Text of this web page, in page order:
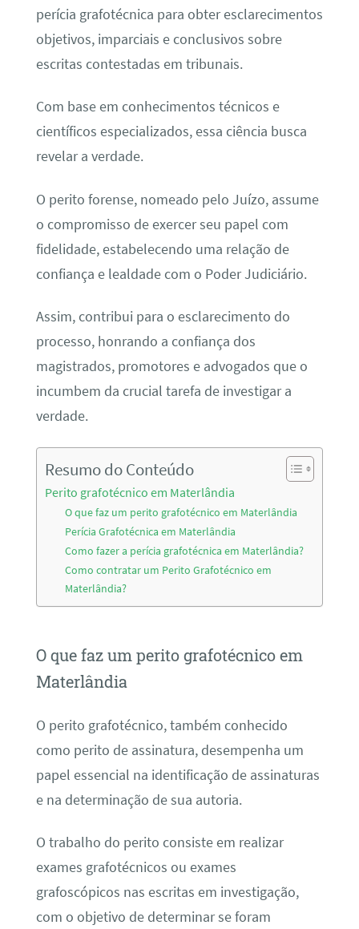
perícia grafotécnica para obter esclarecimentos
objetivos, imparciais e conclusivos sobre
escritas contestadas em tribunais.
Com base em conhecimentos técnicos e
científicos especializados, essa ciência busca
revelar a verdade.
O perito forense, nomeado pelo Juízo, assume
o compromisso de exercer seu papel com
fidelidade, estabelecendo uma relação de
confiança e lealdade com o Poder Judiciário.
Assim, contribui para o esclarecimento do
processo, honrando a confiança dos
magistrados, promotores e advogados que o
incumbem da crucial tarefa de investigar a
verdade.
Resumo do Conteúdo
Perito grafotécnico em Materlândia
O que faz um perito grafotécnico em Materlândia
Perícia Grafotécnica em Materlândia
Como fazer a perícia grafotécnica em Materlândia?
Como contratar um Perito Grafotécnico em
Materlândia?
O que faz um perito grafotécnico em
Materlândia
O perito grafotécnico, também conhecido
como perito de assinatura, desempenha um
papel essencial na identificação de assinaturas
e na determinação de sua autoria.
O trabalho do perito consiste em realizar
exames grafotécnicos ou exames
grafoscópicos nas escritas em investigação,
com o objetivo de determinar se foram